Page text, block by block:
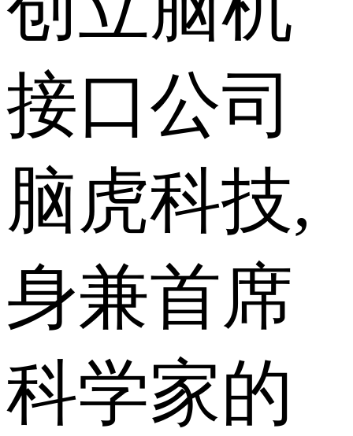
接口公司
脑虎科技,
身兼首席
科学家的